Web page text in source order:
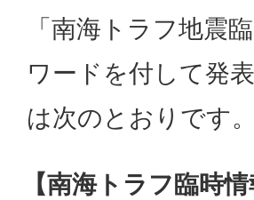
「南海トラフ地震
ワードを付して発
は次のとおりです。
【南海トラフ臨時